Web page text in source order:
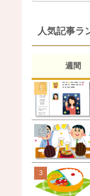
人気記事ラ
週間